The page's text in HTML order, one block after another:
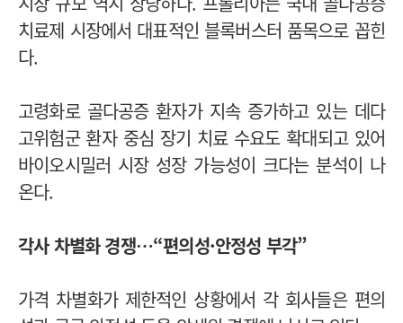
치료제 시장에서 대표적인 블록버스터 품목으로 꼽힌
다.
고령화로 골다공증 환자가 지속 증가하고 있는 데다
고위험군 환자 중심 장기 치료 수요도 확대되고 있어
바이오시밀러 시장 성장 가능성이 크다는 분석이 나
온다.
각사 차별화 경쟁…“편의성·안정성 부각”
가격 차별화가 제한적인 상황에서 각 회사들은 편의